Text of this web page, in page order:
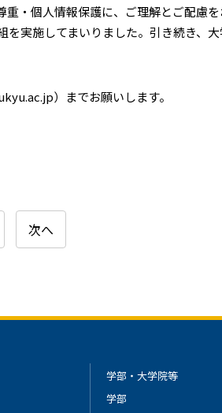
・個人情報保護に、ご理解とご配慮を
実施してまいりました。引き続き、
）までお願いします。
次へ
学部・大学院等
学部